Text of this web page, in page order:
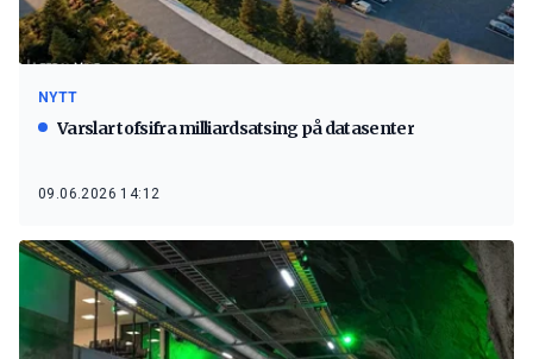
NYTT
Varslar tofsifra milliardsatsing på datasenter
09.06.2026 14:12